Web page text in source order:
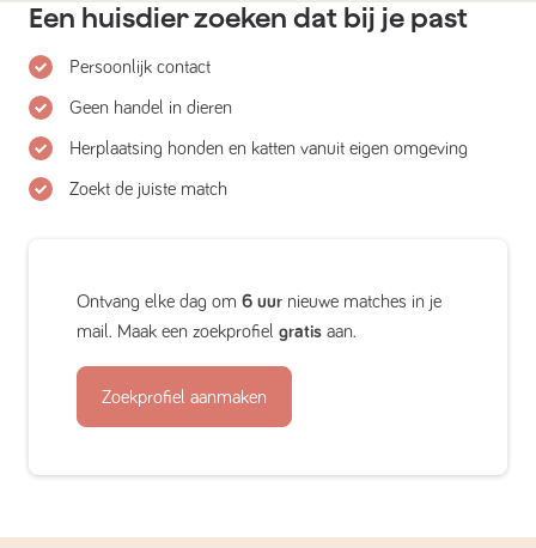
Een huisdier zoeken dat bij je past
Persoonlijk contact
Geen handel in dieren
Herplaatsing honden en katten vanuit eigen omgeving
Zoekt de juiste match
Ontvang elke dag om 6 uur nieuwe matches in je
mail. Maak een zoekprofiel gratis aan.
Zoekprofiel aanmaken